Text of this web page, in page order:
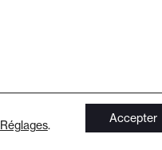
Réglages. Accepter